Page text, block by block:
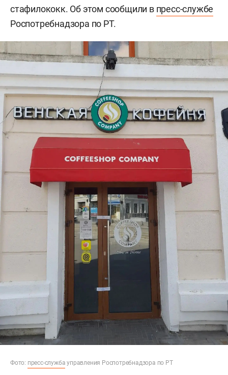
стафилококк. Об этом сообщили в пресс-службе
Роспотребнадзора по РТ.
Фото: пресс-служба управления Роспотребнадзора по РТ